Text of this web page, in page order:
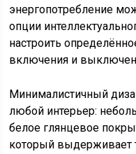
энергопотребление
опции
настроить
включения и
Минималистичный
любой интерьер:
белое глянцевое
который выдерживает